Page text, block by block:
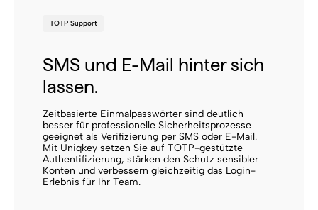
TOTP Support
SMS und E-Mail hinter sich
lassen.
Zeitbasierte Einmalpasswörter sind deutlich
besser für professionelle Sicherheitsprozesse
geeignet als Verifizierung per SMS oder E-Mail.
Mit Uniqkey setzen Sie auf TOTP-gestützte
Authentifizierung, stärken den Schutz sensibler
Konten und verbessern gleichzeitig das Login-
Erlebnis für Ihr Team.